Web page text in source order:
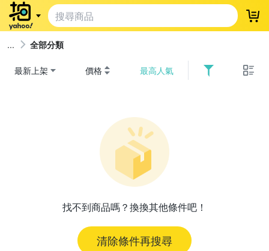
登
全部分類
最新上架 價格 最高人氣
找不到商品嗎？換換其他條件吧！
清除條件再搜尋